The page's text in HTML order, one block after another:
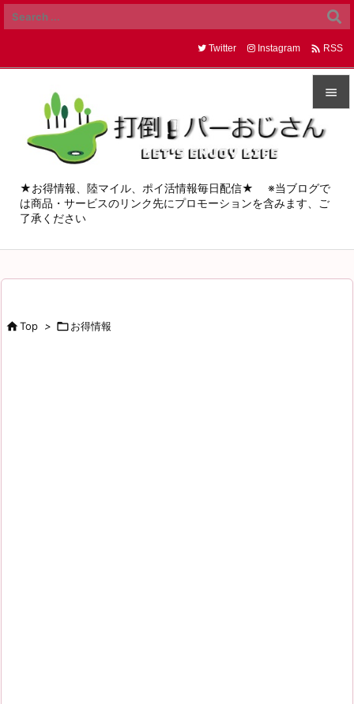


メニュ
サイド


Twitter Instagram  RSS
★お得情報、陸マイル、ポイ活情報毎日配信★ ※当ブログで
は商品・サービスのリンク先にプロモーションを含みます、ご
了承ください
Top > お得情報